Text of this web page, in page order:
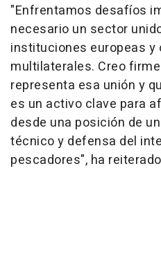
"Enfrentamos desafíos
necesario un sector
instituciones europeas y
multilaterales. Creo
representa esa unión y
es un activo clave para
desde una posición de
técnico y defensa del
pescadores", ha